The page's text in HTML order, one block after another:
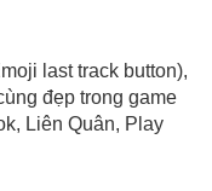
last track button),
đẹp trong game
Liên Quân, Play